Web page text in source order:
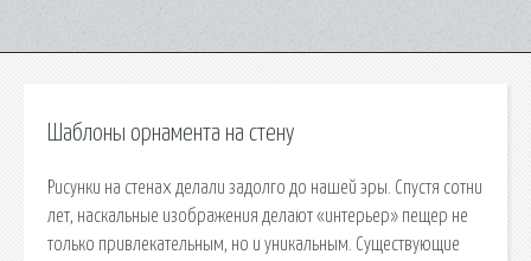
Шаблоны орнамента на стену
Рисунки на стенах делали задолго до нашей эры. Спустя сотни
лет, наскальные изображения делают «интерьер» пещер не
только привлекательным, но и уникальным. Существующие